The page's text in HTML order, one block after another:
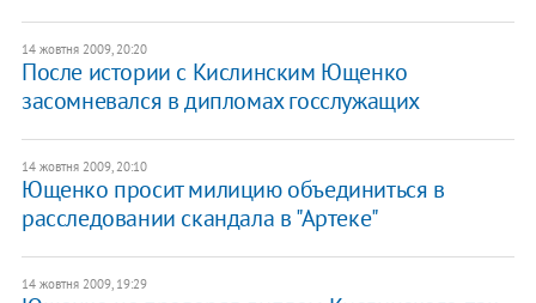
14 жовтня 2009, 20:20
После истории с Кислинским Ющенко
засомневался в дипломах госслужащих
14 жовтня 2009, 20:10
Ющенко просит милицию объединиться в
расследовании скандала в "Артеке"
14 жовтня 2009, 19:29